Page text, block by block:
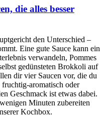
die alles besser
den Unterschied –
Eine gute Sauce kann ein
verwandeln, Pommes
gedünsteten Brokkoli auf
dir vier Saucen vor, die du
aromatisch oder
Geschmack ist etwas dabei.
Minuten zubereiten
Kochbox.